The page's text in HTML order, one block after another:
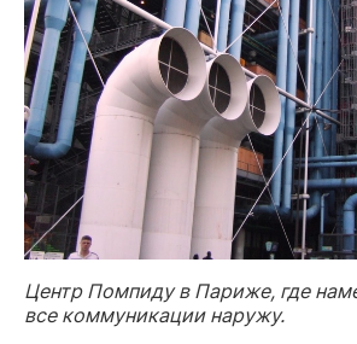
Центр Помпиду в Париже, где
все коммуникации наружу.